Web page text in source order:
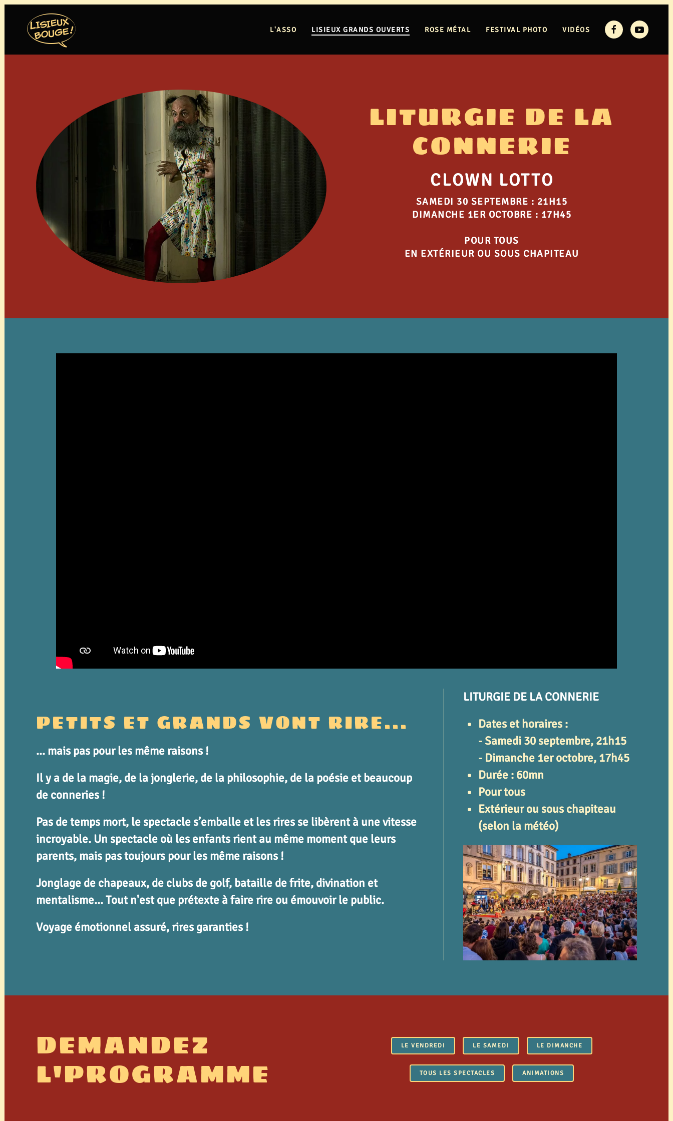
L'ASSO LISIEUX GRANDS OUVERTS ROSE MÉTAL FESTIVAL PHOTO VIDÉOS
LITURGIE DE LA
CONNERIE
CLOWN LOTTO
SAMEDI 30 SEPTEMBRE : 21H15
DIMANCHE 1ER OCTOBRE : 17H45
POUR TOUS
EN EXTÉRIEUR OU SOUS CHAPITEAU
PETITS ET GRANDS VONT RIRE...
... mais pas pour les même raisons !
Il y a de la magie, de la jonglerie, de la philosophie, de la poésie et beaucoup
de conneries !
Pas de temps mort, le spectacle s’emballe et les rires se libèrent à une vitesse
incroyable. Un spectacle où les enfants rient au même moment que leurs
parents, mais pas toujours pour les même raisons !
Jonglage de chapeaux, de clubs de golf, bataille de frite, divination et
mentalisme...Tout n'est que prétexte à faire rire ou émouvoir le public.
Voyage émotionnel assuré, rires garanties !
LITURGIE DE LA CONNERIE
Dates et horaires :
- Samedi 30 septembre, 21h15
- Dimanche 1er octobre, 17h45
Durée : 60mn
Pour tous
Extérieur ou sous chapiteau
(selon la météo)
DEMANDEZ
L'PROGRAMME
LE VENDREDI LE SAMEDI LE DIMANCHE
TOUS LES SPECTACLES ANIMATIONS